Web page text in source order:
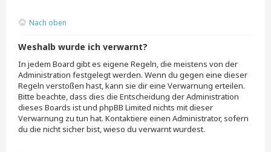
Nach oben
Weshalb wurde ich verwarnt?
In jedem Board gibt es eigene Regeln, die meistens von der
Administration festgelegt werden. Wenn du gegen eine dieser
Regeln verstoßen hast, kann sie dir eine Verwarnung erteilen.
Bitte beachte, dass dies die Entscheidung der Administration
dieses Boards ist und phpBB Limited nichts mit dieser
Verwarnung zu tun hat. Kontaktiere einen Administrator, sofern
du die nicht sicher bist, wieso du verwarnt wurdest.